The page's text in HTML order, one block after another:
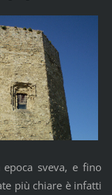
sveva, e fino
più chiare è infatti